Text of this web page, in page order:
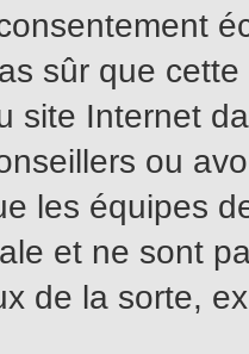
sûr que
site Internet
ou
les équipes
et ne sont
de la sorte,